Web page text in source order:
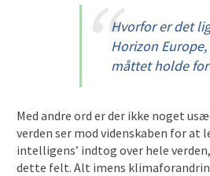
Hvorfor er det
Horizon
måttet holde
Med andre ord er der ikke noget
verden ser mod videnskaben for at
intelligens’ indtog over hele
dette felt. Alt imens